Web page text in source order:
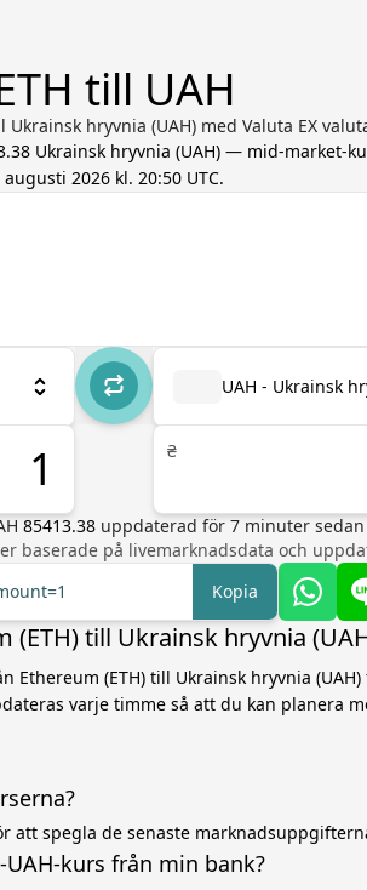
till UAH
Ukrainsk hryvnia (UAH) med Valuta EX
Ukrainsk hryvnia (UAH) — mid-market-
augusti 2026 kl. 20:50 UTC.
UAH - Ukrainsk
₴
85413.38 uppdaterad för 7 minuter sedan
baserade på livemarknadsdata och
Kopia
(ETH) till Ukrainsk hryvnia
Ethereum (ETH) till Ukrainsk hryvnia
varje timme så att du kan planera
att spegla de senaste
kurs från min bank?